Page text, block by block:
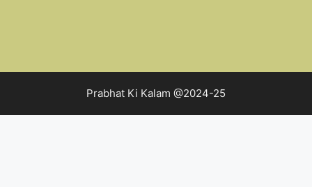
Prabhat Ki Kalam @2024-25